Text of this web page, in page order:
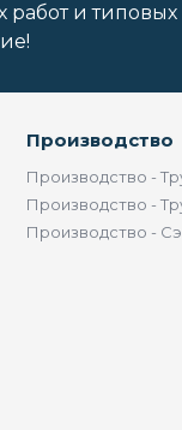
и типовых
Производство
Производство -
Производство -
Производство -